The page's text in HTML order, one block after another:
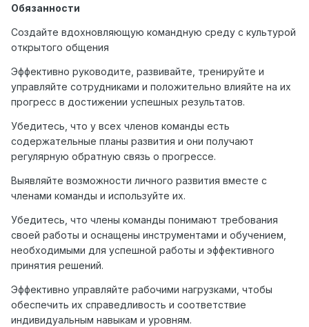
Обязанности
Создайте вдохновляющую командную среду с культурой
открытого общения
Эффективно руководите, развивайте, тренируйте и
управляйте сотрудниками и положительно влияйте на их
прогресс в достижении успешных результатов.
Убедитесь, что у всех членов команды есть
содержательные планы развития и они получают
регулярную обратную связь о прогрессе.
Выявляйте возможности личного развития вместе с
членами команды и используйте их.
Убедитесь, что члены команды понимают требования
своей работы и оснащены инструментами и обучением,
необходимыми для успешной работы и эффективного
принятия решений.
Эффективно управляйте рабочими нагрузками, чтобы
обеспечить их справедливость и соответствие
индивидуальным навыкам и уровням.